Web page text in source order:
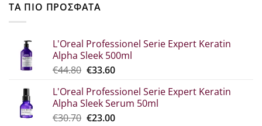
ΤΑ ΠΙΟ ΠΡΟΣΦΑΤΑ
L'Oreal Professionel Serie Expert Keratin
Alpha Sleek 500ml
€44.80 Original
was:
€44.80.
€33.60Η
τιμή
είναι:
€33.60.
L'Oreal Professionel Serie Expert Keratin
Alpha Sleek Serum 50ml
€30.70 Original
€23.00Η